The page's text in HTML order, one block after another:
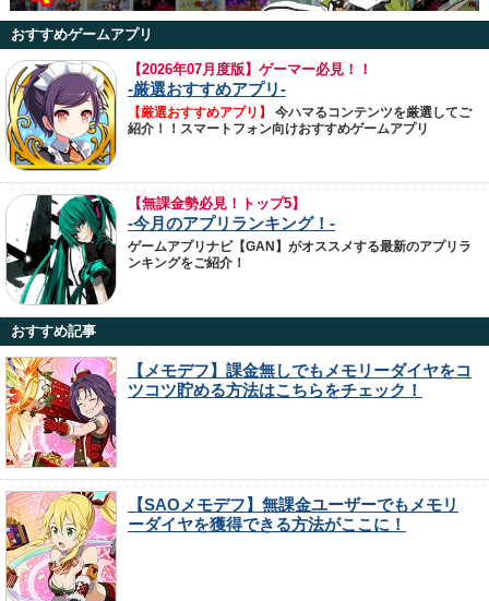
おすすめゲームアプリ
【2026年07月度版】ゲーマー必見！！
-厳選おすすめアプリ-
【厳選おすすめアプリ】
今ハマるコンテンツを厳選してご
紹介！！スマートフォン向けおすすめゲームアプリ
【無課金勢必見！トップ5】
-今月のアプリランキング！-
ゲームアプリナビ【GAN】がオススメする最新のアプリラ
ンキングをご紹介！
おすすめ記事
【メモデフ】課金無しでもメモリーダイヤをコ
ツコツ貯める方法はこちらをチェック！
【SAOメモデフ】無課金ユーザーでもメモリ
ーダイヤを獲得できる方法がここに！